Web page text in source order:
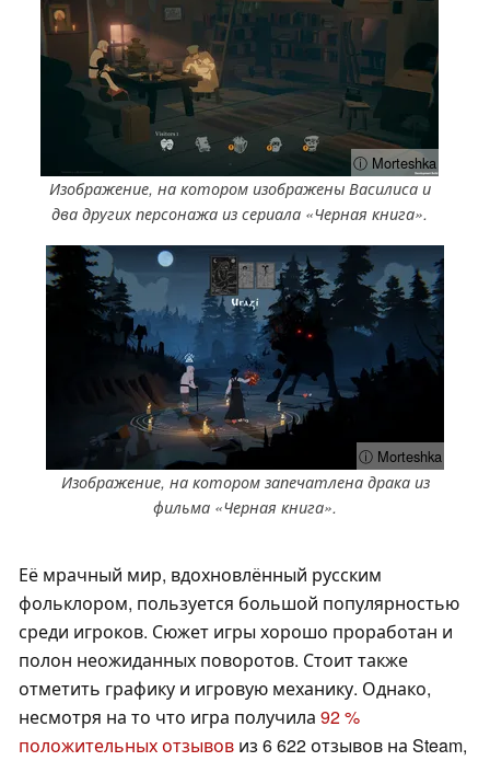
ⓘ Morteshka
Изображение, на котором изображены Василиса и
два других персонажа из сериала «Черная книга».
ⓘ Morteshka
Изображение, на котором запечатлена драка из
фильма «Черная книга».
Её мрачный мир, вдохновлённый русским
фольклором, пользуется большой популярностью
среди игроков. Сюжет игры хорошо проработан и
полон неожиданных поворотов. Стоит также
отметить графику и игровую механику. Однако,
несмотря на то что игра получила 92 %
положительных отзывов из 6 622 отзывов на Steam,